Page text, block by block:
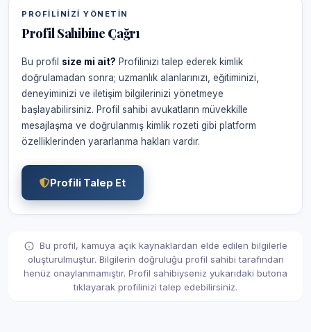
PROFILINIZI YÖNETIN
Profil Sahibine Çağrı
Bu profil size mi ait? Profilinizi talep ederek kimlik
doğrulamadan sonra; uzmanlık alanlarınızı, eğitiminizi,
deneyiminizi ve iletişim bilgilerinizi yönetmeye
başlayabilirsiniz. Profil sahibi avukatların müvekkille
mesajlaşma ve doğrulanmış kimlik rozeti gibi platform
özelliklerinden yararlanma hakları vardır.
Profili Talep Et
Bu profil, kamuya açık kaynaklardan elde edilen bilgilerle
oluşturulmuştur. Bilgilerin doğruluğu profil sahibi tarafından
henüz onaylanmamıştır. Profil sahibiyseniz yukarıdaki butona
tıklayarak profilinizi talep edebilirsiniz.